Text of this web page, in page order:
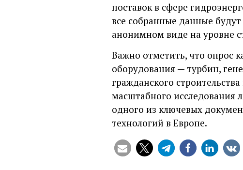
поставок в сфере
все собранные данные
анонимном виде на уровне
Важно отметить, что опрос
оборудования — турбин,
гражданского
масштабного исследования
одного из ключевых
технологий в Европе.